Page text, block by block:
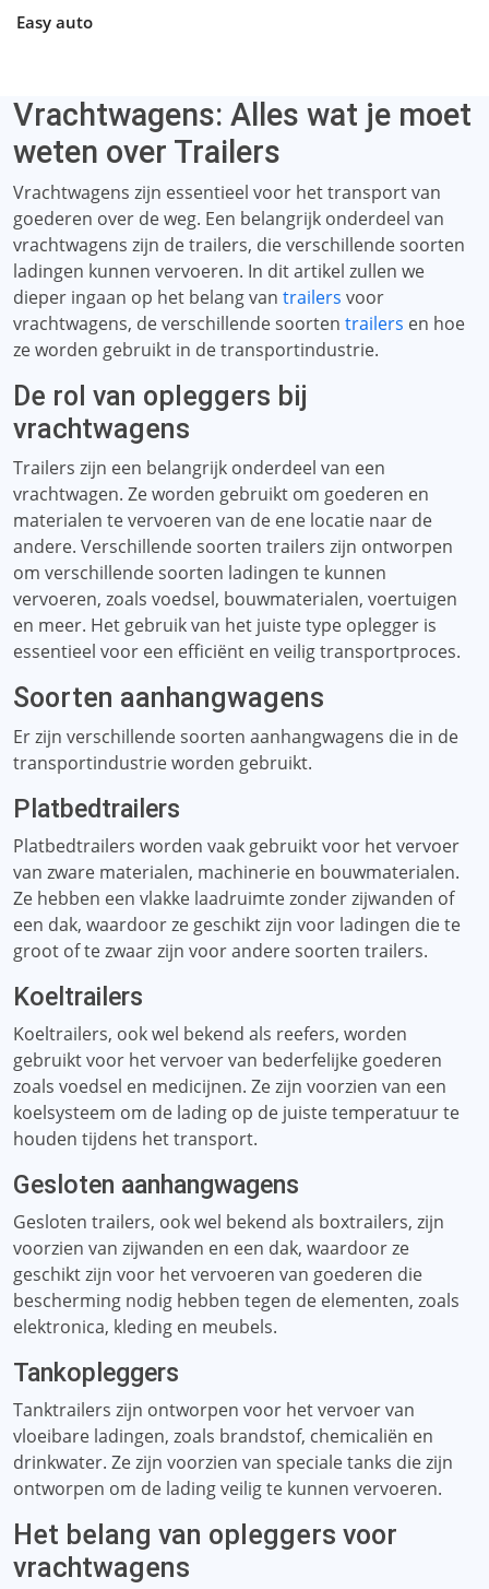
Easy auto
Vrachtwagens: Alles wat je moet
weten over Trailers
Vrachtwagens zijn essentieel voor het transport van
goederen over de weg. Een belangrijk onderdeel van
vrachtwagens zijn de trailers, die verschillende soorten
ladingen kunnen vervoeren. In dit artikel zullen we
dieper ingaan op het belang van trailers voor
vrachtwagens, de verschillende soorten trailers en hoe
ze worden gebruikt in de transportindustrie.
De rol van opleggers bij
vrachtwagens
Trailers zijn een belangrijk onderdeel van een
vrachtwagen. Ze worden gebruikt om goederen en
materialen te vervoeren van de ene locatie naar de
andere. Verschillende soorten trailers zijn ontworpen
om verschillende soorten ladingen te kunnen
vervoeren, zoals voedsel, bouwmaterialen, voertuigen
en meer. Het gebruik van het juiste type oplegger is
essentieel voor een efficiënt en veilig transportproces.
Soorten aanhangwagens
Er zijn verschillende soorten aanhangwagens die in de
transportindustrie worden gebruikt.
Platbedtrailers
Platbedtrailers worden vaak gebruikt voor het vervoer
van zware materialen, machinerie en bouwmaterialen.
Ze hebben een vlakke laadruimte zonder zijwanden of
een dak, waardoor ze geschikt zijn voor ladingen die te
groot of te zwaar zijn voor andere soorten trailers.
Koeltrailers
Koeltrailers, ook wel bekend als reefers, worden
gebruikt voor het vervoer van bederfelijke goederen
zoals voedsel en medicijnen. Ze zijn voorzien van een
koelsysteem om de lading op de juiste temperatuur te
houden tijdens het transport.
Gesloten aanhangwagens
Gesloten trailers, ook wel bekend als boxtrailers, zijn
voorzien van zijwanden en een dak, waardoor ze
geschikt zijn voor het vervoeren van goederen die
bescherming nodig hebben tegen de elementen, zoals
elektronica, kleding en meubels.
Tankopleggers
Tanktrailers zijn ontworpen voor het vervoer van
vloeibare ladingen, zoals brandstof, chemicaliën en
drinkwater. Ze zijn voorzien van speciale tanks die zijn
ontworpen om de lading veilig te kunnen vervoeren.
Het belang van opleggers voor
vrachtwagens